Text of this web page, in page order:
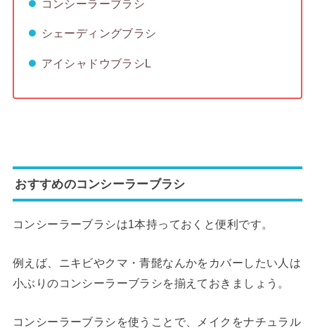
コンシーラーブラシ
シェーディングブラシ
アイシャドウブラシL
おすすめのコンシーラーブラシ
コンシーラーブラシは1本持っておくと便利です。
例えば、ニキビやクマ・青髭なんかをカバーしたい人は
小ぶりのコンシーラーブラシを揃えておきましょう。
コンシーラーブラシを使うことで、メイクをナチュラル